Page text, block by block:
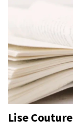
Lise Couture